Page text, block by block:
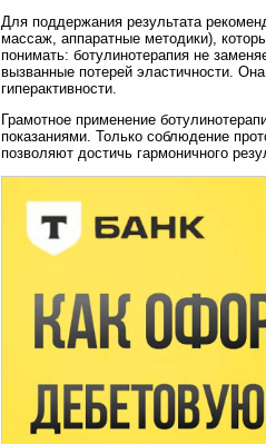
Для поддержания результата
массаж, аппаратные методики),
понимать: ботулинотерапия не
вызванные потерей эластичности.
гиперактивности.
Грамотное применение
показаниями. Только соблюдение
позволяют достичь гармоничного